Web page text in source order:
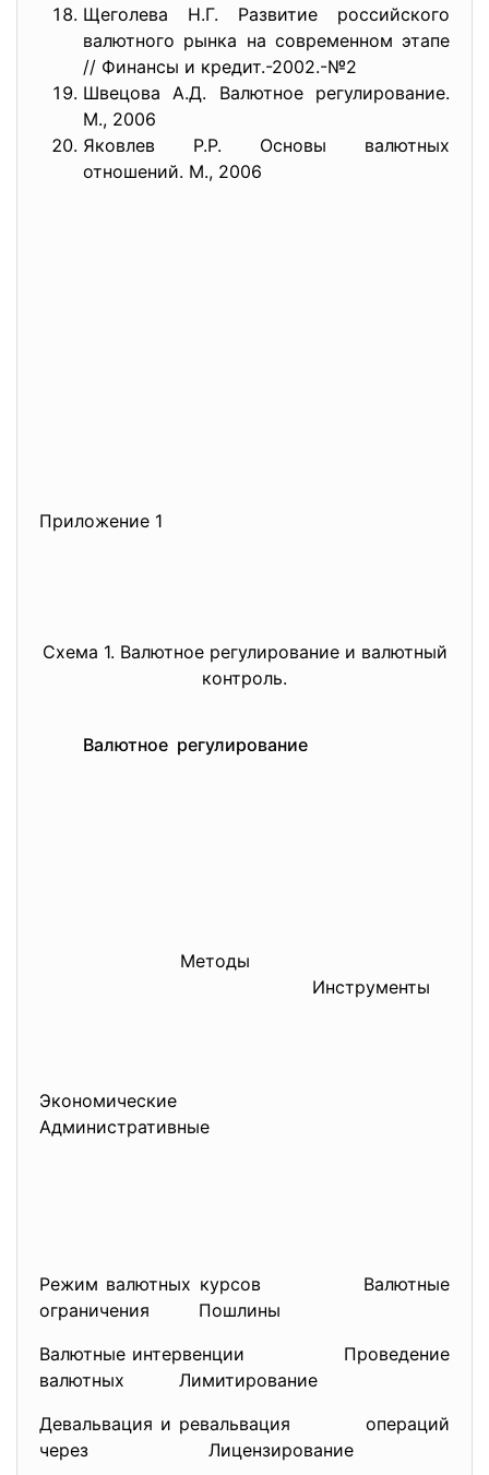
Щеголева Н.Г. Развитие российского
валютного рынка на современном этапе
// Финансы и кредит.-2002.-№2
Швецова А.Д. Валютное регулирование.
М., 2006
Яковлев Р.Р. Основы валютных
отношений. М., 2006
Приложение 1
Схема 1. Валютное регулирование и валютный
контроль.
Валютное регулирование
Методы
Инструменты
Экономические
Административные
Режим валютных курсов Валютные
ограничения Пошлины
Валютные интервенции Проведение
валютных Лимитирование
Девальвация и ревальвация операций
через Лицензирование